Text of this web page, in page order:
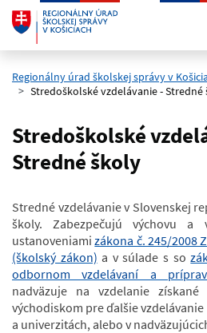
Preskočiť na hlavný obsah
Regionálny úrad školskej správy v
Stredoškolské vzdelávanie - Stredné
Stredoškolské
Stredné školy
Stredné vzdelávanie v Slovenskej
školy. Zabezpečujú výchovu a
ustanoveniamizákona č. 245/2008
(školský zákon) a v súlade s so
odbornom vzdelávaní a
nadväzuje na vzdelanie
východiskom pre ďalšie
a univerzitách, alebo v